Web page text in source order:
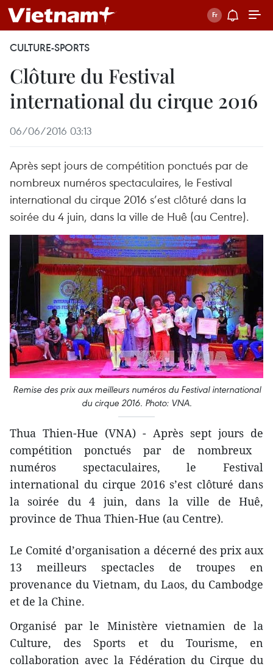
CULTURE-SPORTS
Clôture du Festival
international du cirque 2016
06/06/2016 03:13
Après sept jours de compétition ponctués par de
nombreux numéros spectaculaires, le Festival
international du cirque 2016 s’est clôturé dans la
soirée du 4 juin, dans la ville de Huê (au Centre).
Remise des prix aux meilleurs numéros du Festival international
du cirque 2016. Photo: VNA.
Thua Thien-Hue (VNA) - Après sept jours de
compétition ponctués ​par de nombreux ​
numéros spectaculaires, le Festival
international du cirque 2016 s’est clôturé dans
la soirée du 4 juin, dans la ville de Huê,
province de Thua Thien-Hue (au Centre).
Le Comité d’organisation a décerné des prix aux
13 meilleurs spectacles de troupes en
provenance du Vietnam, du Laos, du Cambodge
et de la Chine.
Organisé par le Ministère vietnamien de la
Culture, des Sports et du Tourisme, en
collaboration avec la Fédération du Cirque du